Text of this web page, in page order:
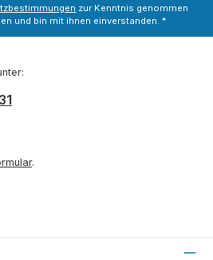
zur Kenntnis genommen
und bin mit ihnen einverstanden. *
.